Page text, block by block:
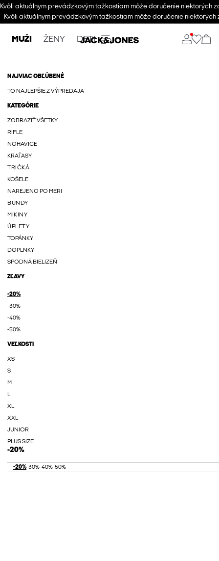
Kvôli aktuálnym prevádzkovým ťažkostiam môže doručenie niektorých
Kvôli aktuálnym prevádzkovým ťažkostiam môže doručenie
MUŽI ŽENY DETI
NAJVIAC OBĽÚBENÉ
TO NAJLEPŠIE Z VÝPREDAJA
KATEGÓRIE
ZOBRAZIŤ VŠETKY
RIFLE
NOHAVICE
KRAŤASY
TRIČKÁ
KOŠELE
NAREJENO PO MERI
BUNDY
MIKINY
ÚPLETY
TOPÁNKY
DOPLNKY
SPODNÁ BIELIZEŇ
ZĽAVY
-20%
-30%
-40%
-50%
VEĽKOSTI
XS
S
M
L
XL
XXL
JUNIOR
PLUS SIZE
-20%
-20%-30%-40%-50%